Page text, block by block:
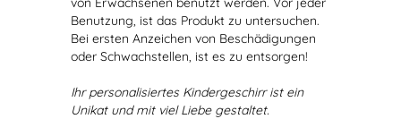
Benutzung, ist das Produkt zu untersuchen.
Bei ersten Anzeichen von Beschädigungen
oder Schwachstellen, ist es zu entsorgen!
Ihr personalisiertes Kindergeschirr ist ein
Unikat und mit viel Liebe gestaltet.